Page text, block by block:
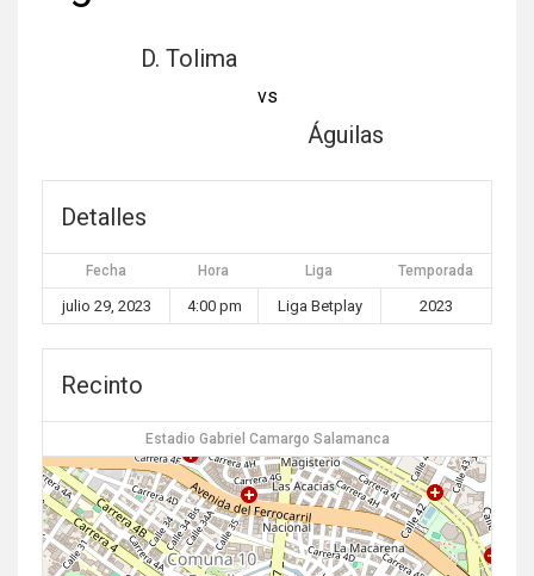
D. Tolima
vs
Águilas
Detalles
Fecha Hora Liga Temporada
julio 29, 2023 4:00 pm Liga Betplay 2023
Recinto
Estadio Gabriel Camargo Salamanca